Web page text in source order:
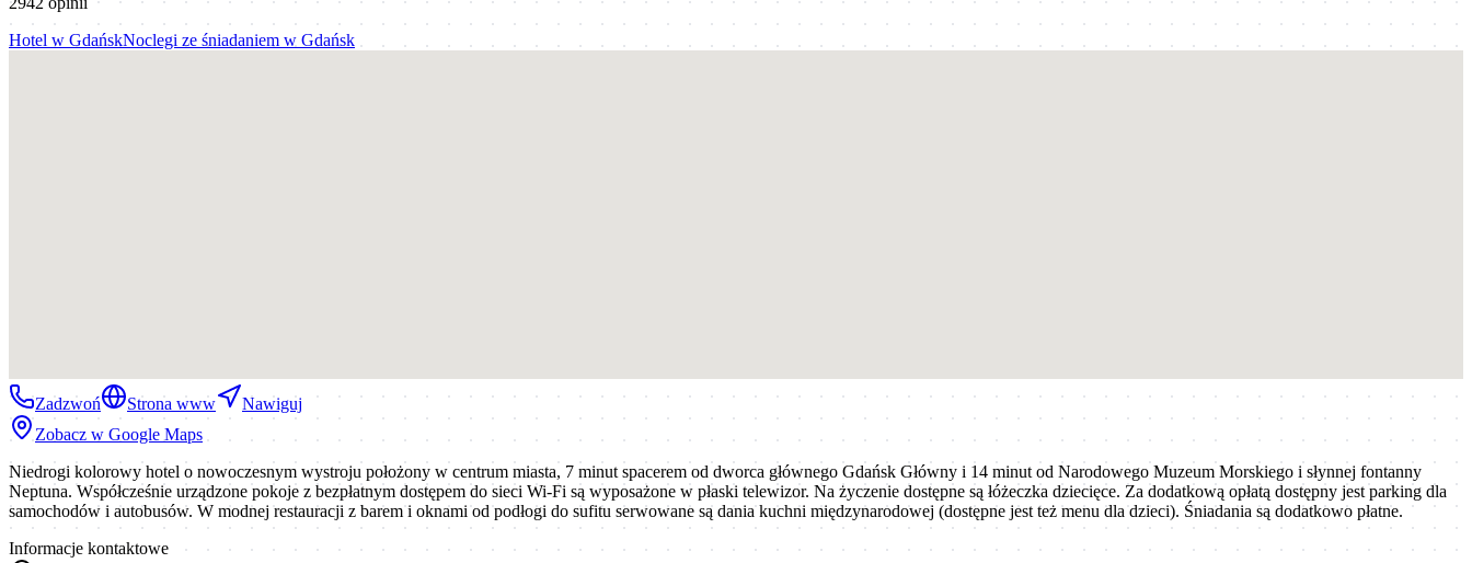
Hotel w GdańskNoclegi ze śniadaniem w Gdańsk
Zadzwoń Strona www
Nawiguj
Zobacz w Google Maps
Niedrogi kolorowy hotel o nowoczesnym wystroju położony w centrum miasta, 7 minut spacerem od dworca głównego Gdańsk Główny i 14 minut od Narodowego Muzeum Morskiego i słynnej fontanny
Neptuna. Współcześnie urządzone pokoje z bezpłatnym dostępem do sieci Wi-Fi są wyposażone w płaski telewizor. Na życzenie dostępne są łóżeczka dziecięce. Za dodatkową opłatą dostępny jest parking dla
samochodów i autobusów. W modnej restauracji z barem i oknami od podłogi do sufitu serwowane są dania kuchni międzynarodowej (dostępne jest też menu dla dzieci). Śniadania są dodatkowo płatne.
Informacje kontaktowe